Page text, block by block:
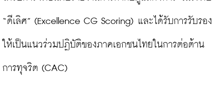
“ดีเลิศ” (Excellence CG Scoring) และได้รับการรับรอง
ให้เป็นแนวร่วมปฏิบัติของภาคเอกชนไทยในการต่อต้าน
การทุจริต (CAC)